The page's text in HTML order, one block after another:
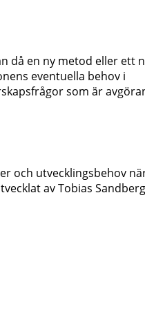
då en ny metod eller ett
eventuella behov i
som är
och utvecklingsbehov
av Tobias